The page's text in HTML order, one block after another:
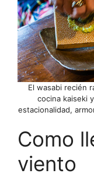
El wasabi recién
cocina kaiseki
estacionalidad,
Como
viento